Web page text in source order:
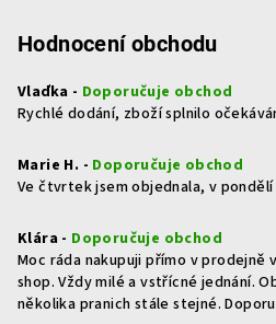
Hodnocení obchodu
Vlaďka - Doporučuje obchod
Rychlé dodání, zboží splnilo
Marie H. - Doporučuje obchod
Ve čtvrtek jsem objednala, v
Klára - Doporučuje obchod
Moc ráda nakupuji přímo v prodejně
shop. Vždy milé a vstřícné jednání.
několika pranich stále stejné.